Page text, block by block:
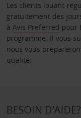
Les clients louant
gratuitement des
à Avis Preferred pour
programme. Il vous
nous vous
qualité.
BESOIN D'AIDE?